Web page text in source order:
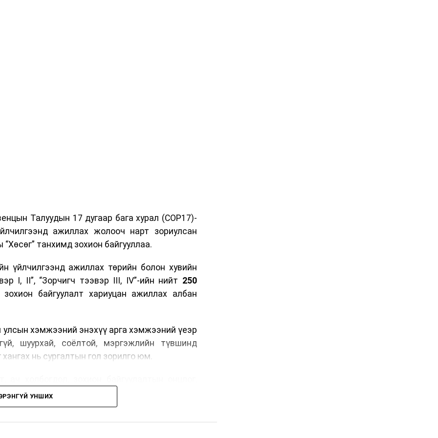
Талуудын 17 дугаар бага хурал (COP17)-
ажиллах жолооч нарт зориулсан
танхимд зохион байгууллаа.
үйлчилгээнд ажиллах төрийн болон хувийн
I, II”, “Зорчигч тээвэр III, IV”-ийн нийт 250
байгуулалт хариуцан ажиллах албан
улсын хэмжээний энэхүү арга хэмжээний үеэр
шуурхай, соёлтой, мэргэжлийн түвшинд
нь сургалтын гол зорилго юм.
стандарт, жолооч нарын үүрэг
соёл, ёс зүй, мэргэжлийн харилцааны талаар
УНШИХ